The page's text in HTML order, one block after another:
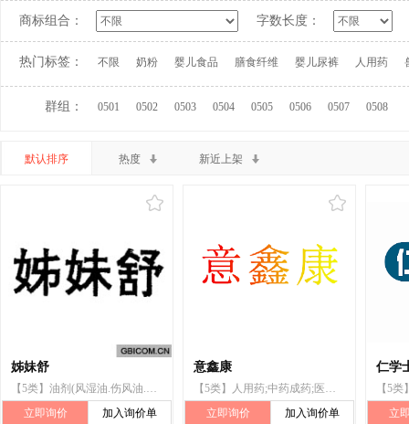
商标组合： 字数长度：
热门标签： 不限 奶粉 婴儿食品 膳食纤维 婴儿尿裤 人用药
群组： 0501 0502 0503 0504 0505 0506 0507 0508
默认排序 热度 新近上架
姊妹舒
【5类】油剂(风湿油.伤风油.清凉油);止痒水;医用营养饲料;杀虫剂;牙科用药
立即询价
加入询价单
意鑫康
【5类】人用药;中药成药;医用药膏;牙科用药;医用营养品;净化剂;兽医用药;杀虫剂;卫生巾;中药袋
立即询价
加入询价单
仁学
立